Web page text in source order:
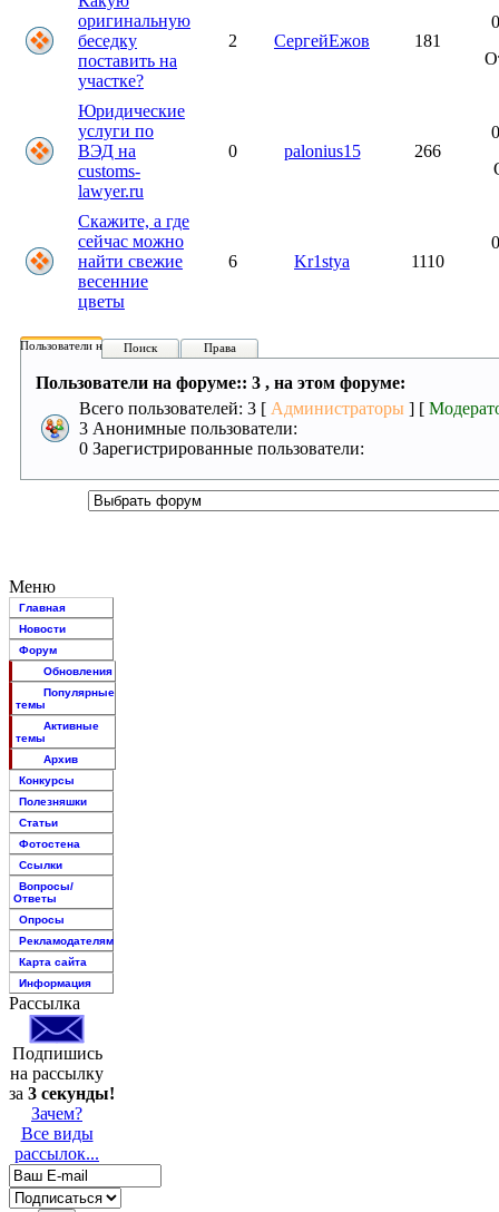
оригинальную
беседку
поставить на
участке?
2 СергейЕжов 181
Юридические
услуги по
ВЭД на
customs-
lawyer.ru
0 palonius15 266
Скажите, а где
сейчас можно
найти свежие
весенние
цветы
6 Kr1stya 1110
Пользователи на форуме:
Поиск Права
Пользователи на форуме:: 3 , на этом форуме:
Всего пользователей: 3 [ Администраторы ] [
3 Анонимные пользователи:
0 Зарегистрированные пользователи:
Меню
Главная
Новости
Форум
Обновления
Популярные
темы
Активные
темы
Архив
Конкурсы
Полезняшки
Статьи
Фотостена
Ссылки
Вопросы/
Ответы
Опросы
Рекламодателям
Карта сайта
Информация
Рассылка
Подпишись
на рассылку
за 3 секунды!
Зачем?
Все виды
рассылок...